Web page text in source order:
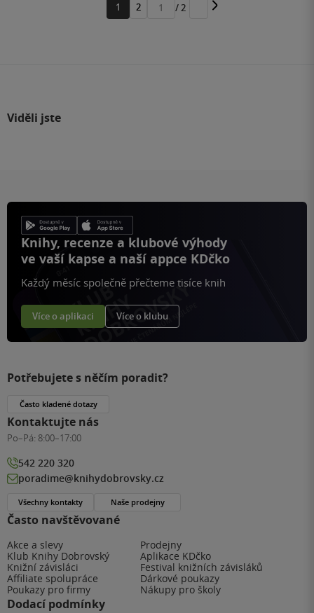
1 2
Přejít
/ 2
Viděli jste
Knihy, recenze a klubové výhody
ve vaší kapse a naší appce KDčko
Každý měsíc společně přečteme tisíce knih
Více o aplikaci Více o klubu
Často navštěvované
Akce a slevy
Prodejny
Klub Knihy Dobrovský
Aplikace KDčko
Knižní závisláci
Festival knižních závisláků
Affiliate spolupráce
Dárkové poukazy
Poukazy pro firmy
Nákupy pro školy
Dodací podmínky
Potřebujete s něčím poradit?
Často kladené dotazy
Kontaktujte nás
Po–Pá: 8:00–17:00
542 220 320
poradime@knihydobrovsky.cz
Všechny kontakty Naše prodejny